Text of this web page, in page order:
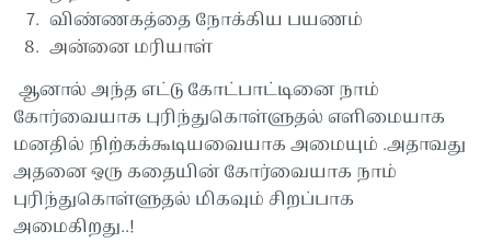
விண்ணகத்தை நோக்கிய பயணம்
அன்னை மரியாள்
ஆனால் அந்தஎட்டு கோட்பாட்டினை நாம்
கோர்வையாக புரிந்துகொள்ளுதல்எளிமையாக
மனதில் நிற்கக்கூடியவையாகஅமையும் .அதாவது
அதனைஒருகதையின் கோர்வையாக நாம்
புரிந்துகொள்ளுதல் மிகவும்சிறப்பாக
அமைகிறது..!